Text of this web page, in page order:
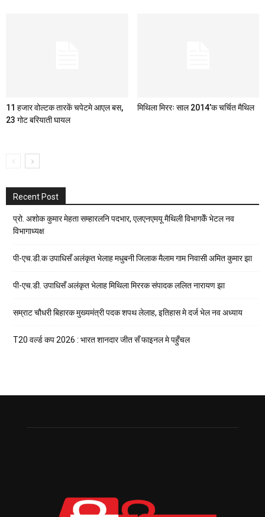
11 हजार वोल्टक तारकें चपेटमे आएल बस,
23 गोट बरियाती घायल
मिथिला मिररः साल 2014’क चर्चित मैथिल
Recent Post
प्रो. अशोक कुमार मेहता सम्हारलनि पदभार, एलएनएमयू मैथिली विभागकेँ भेटल नव
विभागाध्यक्ष
पी-एच.डी.क उपाधिसँ अलंकृत भेलाह मधुबनी जिलाक मैलाम गाम निवासी अमित कुमार झा
पी-एच.डी. उपाधिसँ अलंकृत भेलाह मिथिला मिररक संपादक ललित नारायण झा
सम्राट चौधरी बिहारक मुख्यमंत्री पदक शपथ लेलाह, इतिहास मे दर्ज भेल नव अध्याय
T20 वर्ल्ड कप 2026 : भारत शानदार जीत सँ फाइनल मे पहुँचल